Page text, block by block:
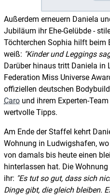
Außerdem erneuern Daniela
Jubiläum ihr Ehe-Gelübde -
Töchterchen Sophia hilft beim
weiß: Kinder und Leggings
Darüber hinaus tritt Daniela in
Federation Miss Universe
offiziellen deutschen
Caro und ihrem Experten-
wertvolle Tipps.
Am Ende der Staffel kehrt
Wohnung in Ludwigshafen,
von damals bis heute einen
hinterlassen hat. Die
ihr: Es tut so gut, dass sich
Dinge gibt, die gleich bleiben.